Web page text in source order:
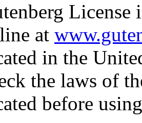
at
in the
the laws of
before